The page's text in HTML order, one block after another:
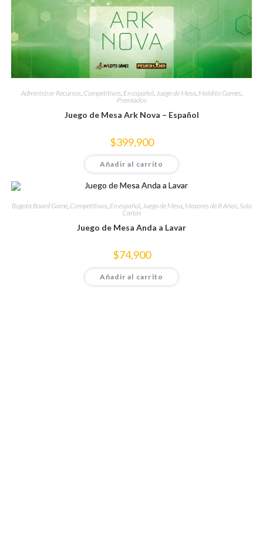
Administrar Recursos Competitivos En español, Juego de Mesa Maldito Games
Premiados
Juego de Mesa Ark Nova – Español
$399,900
Añadir al carrito
Bogota Board Game, Competitivos, En español,Juego de Mesa, Mayores de 8 Años, Solo
Cartas
Juego de Mesa Anda a Lavar
$74,900
Añadir al carrito